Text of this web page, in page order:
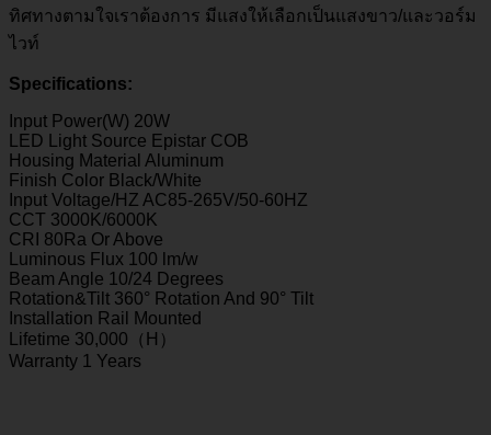
ทิศทางตามใจเราต้องการ มีแสงให้เลือกเป็นแสงขาว/และวอร์ม
ไวท์
Specifications:
Input Power(W) 20W
LED Light Source Epistar COB
Housing Material Aluminum
Finish Color Black/White
Input Voltage/HZ AC85-265V/50-60HZ
CCT 3000K/6000K
CRI 80Ra Or Above
Luminous Flux 100 lm/w
Beam Angle 10/24 Degrees
Rotation&Tilt 360° Rotation And 90° Tilt
Installation Rail Mounted
Lifetime 30,000（H）
Warranty 1 Years